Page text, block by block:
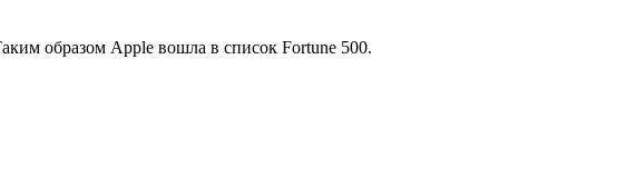
образом Apple вошла в список Fortune 500.